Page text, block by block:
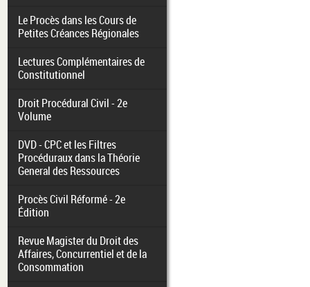
Le Procès dans les Cours de
Petites Créances Régionales
Lectures Complémentaires de
Constitutionnel
Droit Procédural Civil - 2e
Volume
DVD - CPC et les Filtres
Procéduraux dans la Théorie
General des Ressources
Procès Civil Réformé - 2e
Édition
Revue Magister du Droit des
Affaires, Concurrentiel et de la
Consommation